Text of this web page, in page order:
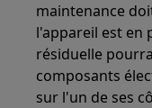
maintenance
l'appareil est en
résiduelle
composants
sur l'un de ses